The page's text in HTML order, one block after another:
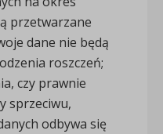
przetwarzane
dane nie będą
roszczeń;
czy prawnie
sprzeciwu,
odbywa się